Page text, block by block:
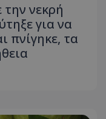
την νεκρή
για να
πνίγηκε, τα